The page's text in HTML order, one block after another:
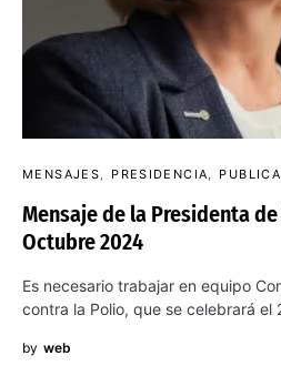
MENSAJES PRESIDENCIA
Mensaje de la Presidenta
Octubre 2024
Es necesario trabajar en equipo
contra la Polio, que se celebrará el
by web